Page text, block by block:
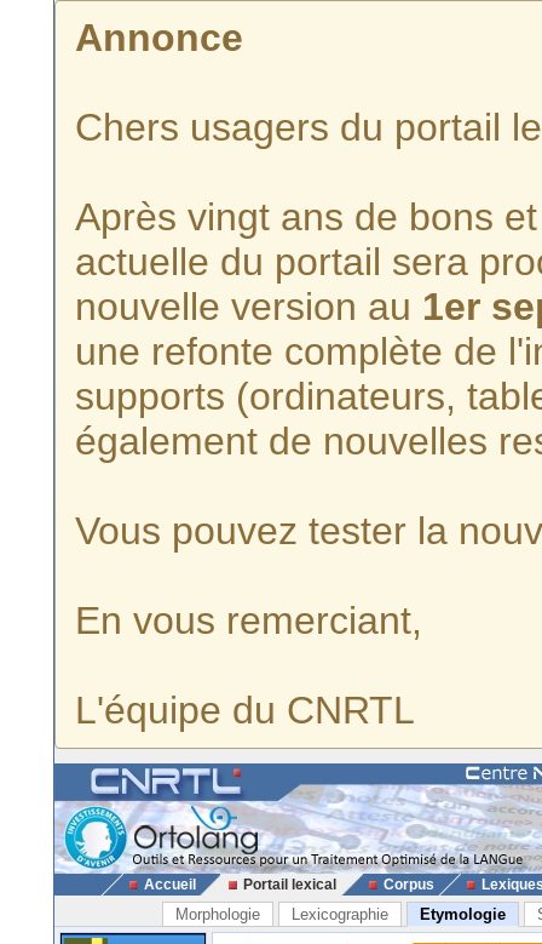
Annonce
Chers usagers du portail
Après vingt ans de bons
actuelle du portail sera
nouvelle version au 1er
une refonte complète de
supports (ordinateurs,
également de nouvelles
Vous pouvez tester la
En vous remerciant,
L'équipe du CNRTL
Accueil Portail lexical Corpus
Morphologie Lexicographie Etymologie